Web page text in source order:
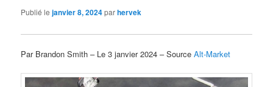
Publié lejanvier 8, 2024parhervek
Par Brandon Smith – Le 3 janvier 2024 – SourceAlt-Market